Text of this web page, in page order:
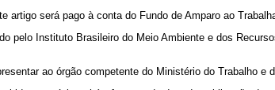
será pago à conta do Fundo de Amparo ao
Instituto Brasileiro do Meio Ambiente e dos
ao órgão competente do Ministério do Trabalho e